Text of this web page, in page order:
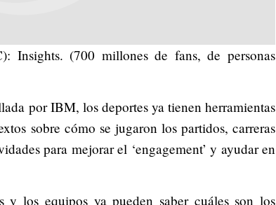
Insights. (700 millones de fans, de personas
por IBM, los deportes ya tienen herramientas
sobre cómo se jugaron los partidos, carreras
para mejorar el ‘engagement’ y ayudar en
y los equipos ya pueden saber cuáles son los